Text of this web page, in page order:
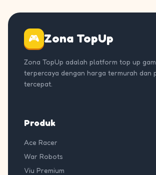
🎮 Zona TopUp
Zona TopUp adalah platform top up
terpercaya dengan harga termurah dan
tercepat.
Produk
Ace Racer
War Robots
Viu Premium